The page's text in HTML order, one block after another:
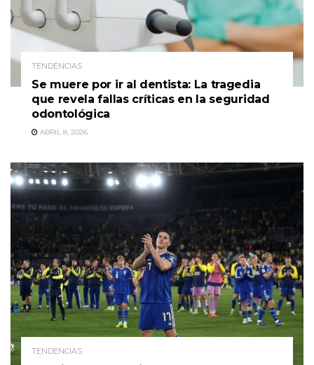
TENDENCIAS
Se muere por ir al dentista: La tragedia
que revela fallas críticas en la seguridad
odontológica
ABRIL 8, 2026
TENDENCIAS